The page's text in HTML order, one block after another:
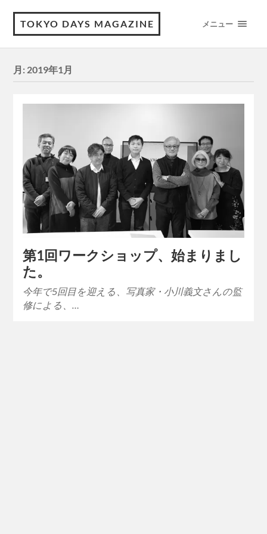
TOKYO DAYS MAGAZINE メニュー
月: 2019年1月
第1回ワークショップ、始まりまし
た。
今年で5回目を迎える、写真家・小川義文さんの監
修による、…